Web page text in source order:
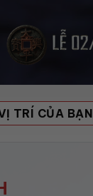
TRÍ CỦA BẠN